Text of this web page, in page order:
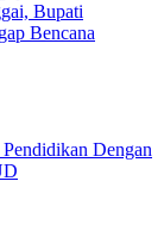
Bupati
Bencana